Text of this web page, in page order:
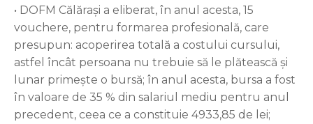
• DOFM Călărași a eliberat, în anul acesta, 15
vouchere, pentru formarea profesională, care
presupun: acoperirea totală a costului cursului,
astfel încât persoana nu trebuie să le plătească și
lunar primește o bursă; în anul acesta, bursa a fost
în valoare de 35 % din salariul mediu pentru anul
precedent, ceea ce a constituie 4933,85 de lei;